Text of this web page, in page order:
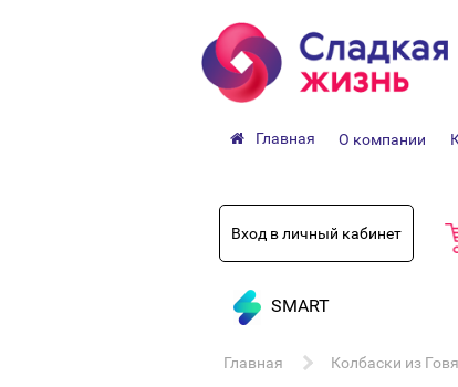
Главная О компании
Вход в личный кабинет
SMART
Главная Колбаски из